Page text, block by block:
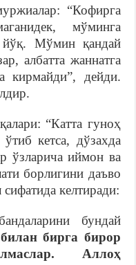
“Кофирга
мўминга
йўқ. Мўмин қандай
албатта жаннатга
кирмайди”, дейди.
“Катта гуноҳ
кетса, дўзахда
ўзларича иймон ва
борлигини даъво
келтиради:
бундай
бирга бирор
Аллоҳ